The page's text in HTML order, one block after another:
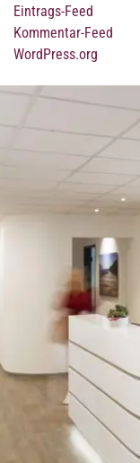
Eintrags-Feed
Kommentar-Feed
WordPress.org